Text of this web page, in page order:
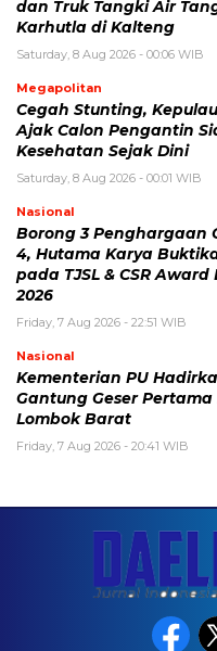
dan Truk Tangki Air
Karhutla di Kalteng
Saturday, 8 Aug 2026 - 00:06 WIB
Megapolitan
Cegah Stunting,
Ajak Calon Pengantin
Kesehatan Sejak Dini
Saturday, 8 Aug 2026 - 00:01 WIB
Nasional
Borong 3 Penghargaan
4, Hutama Karya
pada TJSL & CSR Award
2026
Friday, 7 Aug 2026 - 22:51 WIB
Nasional
Kementerian PU
Gantung Geser Pertama
Lombok Barat
Friday, 7 Aug 2026 - 20:41 WIB